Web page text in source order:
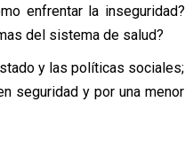
enfrentar la inseguridad?
del sistema de salud?
y las políticas sociales;
seguridad y por una menor